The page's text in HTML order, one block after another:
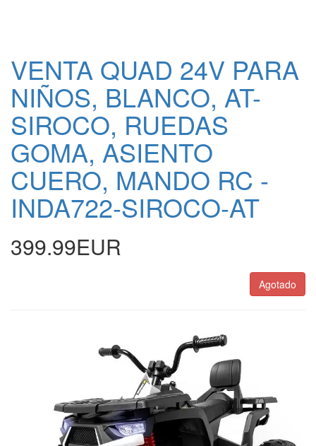
VENTA QUAD 24V PARA
NIÑOS, BLANCO, AT-
SIROCO, RUEDAS
GOMA, ASIENTO
CUERO, MANDO RC -
INDA722-SIROCO-AT
399.99EUR
Agotado